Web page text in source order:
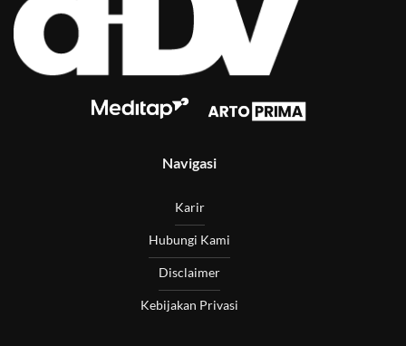
Navigasi
Karir
Hubungi Kami
Disclaimer
Kebijakan Privasi